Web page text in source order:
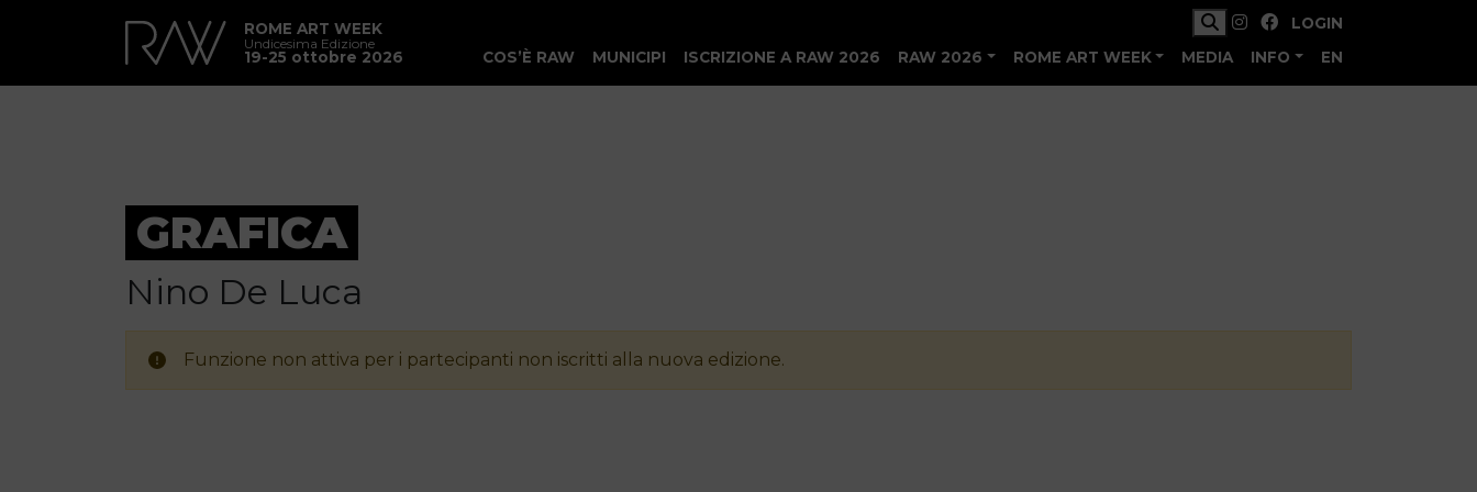
ROME ART WEEK
Undicesima Edizione
19-25 ottobre 2026
LOGIN
COS’È RAW
MUNICIPI ISCRIZIONE A RAW 2026 RAW 2026 ROME ART WEEK MEDIA INFO EN
GRAFICA
Nino De Luca
Funzione non attiva per i partecipanti non iscritti alla nuova edizione.